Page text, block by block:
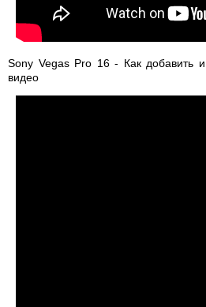
Sony Vegas Pro 16 - Как добавить и
видео